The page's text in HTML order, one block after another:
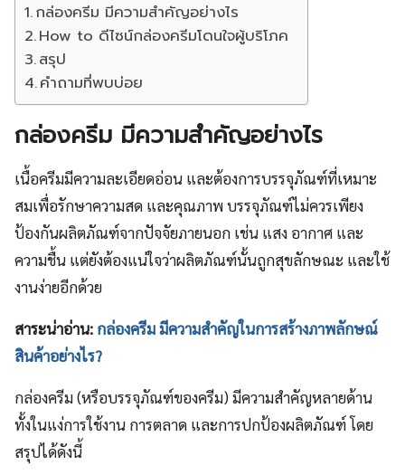
กล่องครีม มีความสำคัญอย่างไร
How to ดีไซน์กล่องครีมโดนใจผู้บริโภค
สรุป
คำถามที่พบบ่อย
กล่องครีม มีความสำคัญอย่างไร
เนื้อครีมมีความละเอียดอ่อน และต้องการบรรจุภัณฑ์ที่เหมาะ
สมเพื่อรักษาความสด และคุณภาพ บรรจุภัณฑ์ไม่ควรเพียง
ป้องกันผลิตภัณฑ์จากปัจจัยภายนอก เช่น แสง อากาศ และ
ความชื้น แต่ยังต้องแน่ใจว่าผลิตภัณฑ์นั้นถูกสุขลักษณะ และใช้
งานง่ายอีกด้วย
สาระน่าอ่าน: กล่องครีม มีความสำคัญในการสร้างภาพลักษณ์
สินค้าอย่างไร?
กล่องครีม (หรือบรรจุภัณฑ์ของครีม) มีความสำคัญหลายด้าน
ทั้งในแง่การใช้งาน การตลาด และการปกป้องผลิตภัณฑ์ โดย
สรุปได้ดังนี้